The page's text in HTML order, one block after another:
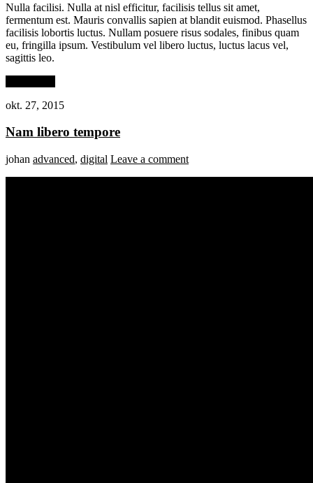
Nulla facilisi. Nulla at nisl efficitur, facilisis tellus sit amet,
fermentum est. Mauris convallis sapien at blandit euismod. Phasellus
facilisis lobortis luctus. Nullam posuere risus sodales, finibus quam
eu, fringilla ipsum. Vestibulum vel libero luctus, luctus lacus vel,
sagittis leo.
okt. 27, 2015
Nam libero tempore
johan advanced, digital Leave a comment